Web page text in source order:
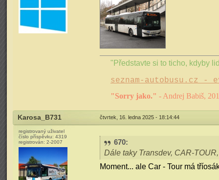
"Představte si to ticho, kdyby
seznam-autobusu.cz -
"Sorry jako." - Andrej Babiš,
Karosa_B731 čtvrtek, 16. ledna 2025 - 18:14:44
registrovaný uživatel
číslo příspěvku: 4319
registrován: 2-2007 670:
Dále taky Transdev, CAR-
Moment... ale Car - Tour má